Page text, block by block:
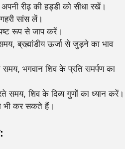
रीढ़ की हड्डी को सीधा रखें।
सांस लें।
रूप से जाप करें।
ब्रह्मांडीय ऊर्जा से जुड़ने का भाव
भगवान शिव के प्रति समर्पण का
समय, शिव के दिव्य गुणों का ध्यान करें।
भी कर सकते हैं।